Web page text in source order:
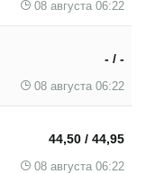
08 августа 06:22
- / -
08 августа 06:22
44,50 / 44,95
08 августа 06:22